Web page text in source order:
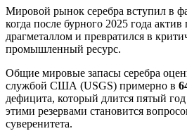
Мировой рынок серебра вступил в
когда после бурного 2025 года
драгметаллом и превратился в
промышленный ресурс.
Общие мировые запасы серебра
службой США (USGS) примерно в
дефицита, который длится пятый
этими резервами становится
суверенитета.